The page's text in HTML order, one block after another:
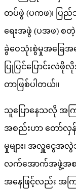
တပ်ဖွဲ (ပကဖ)၊ ပြ
ရေးအဖွဲ (ပအဖ) စ
ခွဲဝေသုံးစွဲမှုအခြေအန
ပြုပြင်ပြောင်းလဲ
တာဖြစ်ပါတယ်။
သူပြောနေသလို အက
အစည်းဟာ တော်လှန်
မှုများ၊ အလှူငွေအလွဲ
လက်အောက်အဖွဲ့အစည်း
အနေဖြင့်လည်း အ